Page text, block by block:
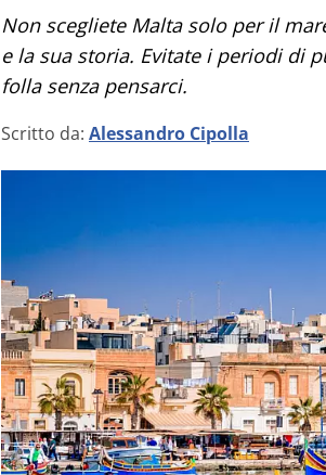
Non scegliete Malta solo per il mare, ma anche per la sua natura
e la sua storia. Evitate i periodi di
folla senza pensarci.
Scritto da: Alessandro Cipolla